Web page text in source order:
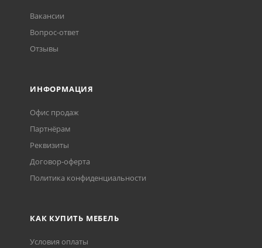
Вакансии
Вопрос-ответ
Отзывы
ИНФОРМАЦИЯ
Офис продаж
Партнёрам
Реквизиты
Договор-оферта
Политика конфиденциальности
КАК КУПИТЬ МЕБЕЛЬ
Условия оплаты